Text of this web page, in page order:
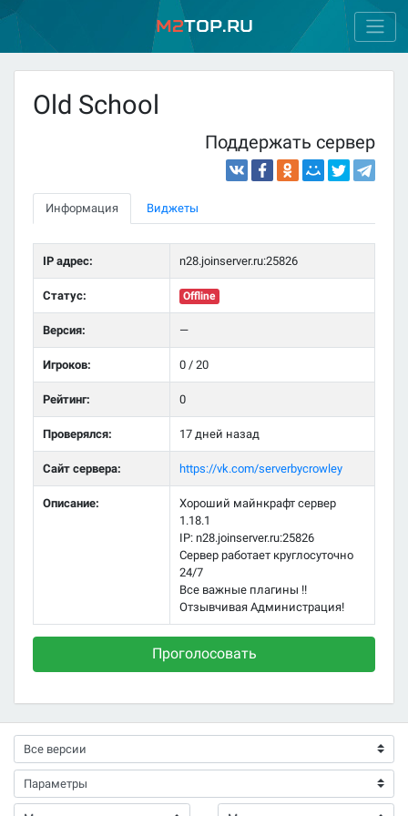
M2Top.ru
Old School
Поддержать сервер
Информация Виджеты
IP адрес: n28.joinserver.ru:25826
Статус: Offline
Версия: —
Игроков: 0 / 20
Рейтинг: 0
Проверялся: 17 дней назад
Сайт сервера: https://vk.com/serverbycrowley
Описание:
Хороший майнкрафт сервер
1.18.1
IP: n28.joinserver.ru:25826
Сервер работает круглосуточно
24/7
Все важные плагины !!
Отзывчивая Администрация!
Проголосовать